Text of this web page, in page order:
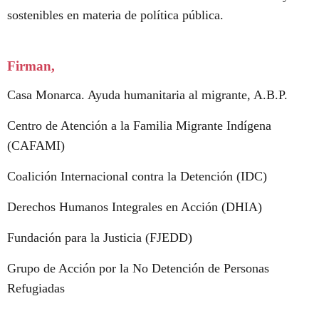
sostenibles en materia de política pública.
Firman,
Casa Monarca. Ayuda humanitaria al migrante, A.B.P.
Centro de Atención a la Familia Migrante Indígena
(CAFAMI)
Coalición Internacional contra la Detención (IDC)
Derechos Humanos Integrales en Acción (DHIA)
Fundación para la Justicia (FJEDD)
Grupo de Acción por la No Detención de Personas
Refugiadas